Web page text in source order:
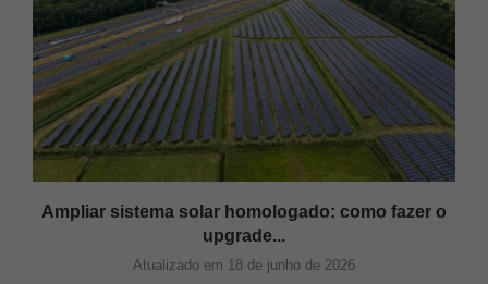
Ampliar sistema solar homologado: como fazer o
upgrade...
Atualizado em 18 de junho de 2026